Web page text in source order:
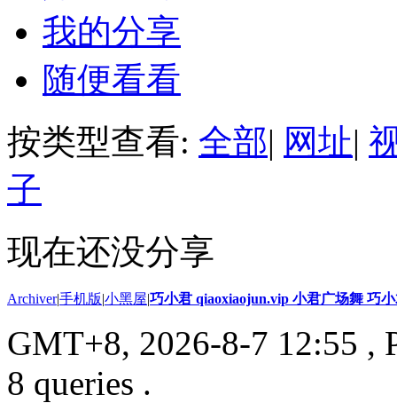
我的分享
随便看看
按类型查看: 全部| 网址|
子
现在还没分享
Archiver|手机版|小黑屋|巧小君 qiaoxiaojun.vip 小君广场舞 巧
GMT+8, 2026-8-7 12:55 ,
8 queries .